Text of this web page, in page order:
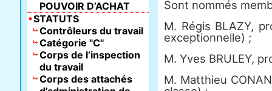
Sont nommés
M. Régis BLAZY,
exceptionnelle) ;
M. Yves BRULEY,
M. Matthieu
POUVOIR D’ACHAT
STATUTS
Contrôleurs du travail
Catégorie "C"
Corps de l’inspection
du travail
Corps des attachés